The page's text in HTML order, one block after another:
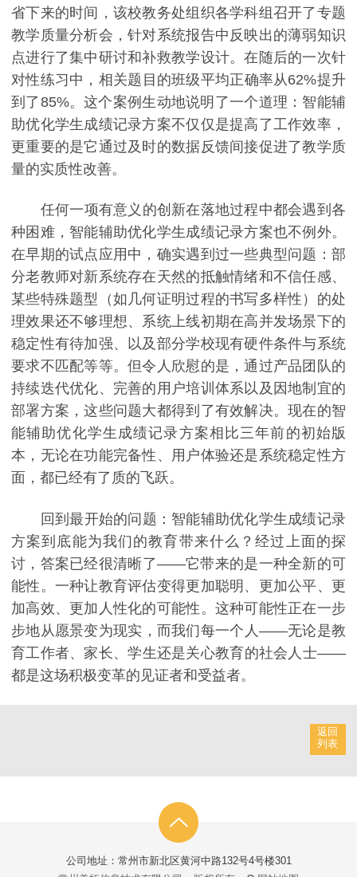
省下来的时间，该校教务处组织各学科组召开了专题
教学质量分析会，针对系统报告中反映出的薄弱知识
点进行了集中研讨和补救教学设计。在随后的一次针
对性练习中，相关题目的班级平均正确率从62%提升
到了85%。这个案例生动地说明了一个道理：智能辅
助优化学生成绩记录方案不仅仅是提高了工作效率，
更重要的是它通过及时的数据反馈间接促进了教学质
量的实质性改善。
任何一项有意义的创新在落地过程中都会遇到各
种困难，智能辅助优化学生成绩记录方案也不例外。
在早期的试点应用中，确实遇到过一些典型问题：部
分老教师对新系统存在天然的抵触情绪和不信任感、
某些特殊题型（如几何证明过程的书写多样性）的处
理效果还不够理想、系统上线初期在高并发场景下的
稳定性有待加强、以及部分学校现有硬件条件与系统
要求不匹配等等。但令人欣慰的是，通过产品团队的
持续迭代优化、完善的用户培训体系以及因地制宜的
部署方案，这些问题大都得到了有效解决。现在的智
能辅助优化学生成绩记录方案相比三年前的初始版
本，无论在功能完备性、用户体验还是系统稳定性方
面，都已经有了质的飞跃。
回到最开始的问题：智能辅助优化学生成绩记录
方案到底能为我们的教育带来什么？经过上面的探
讨，答案已经很清晰了——它带来的是一种全新的可
能性。一种让教育评估变得更加聪明、更加公平、更
加高效、更加人性化的可能性。这种可能性正在一步
步地从愿景变为现实，而我们每一个人——无论是教
育工作者、家长、学生还是关心教育的社会人士——
都是这场积极变革的见证者和受益者。
返回
列表
公司地址：常州市新北区黄河中路132号4号楼301